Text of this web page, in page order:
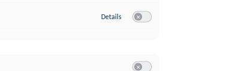
Details zu Google Analytics